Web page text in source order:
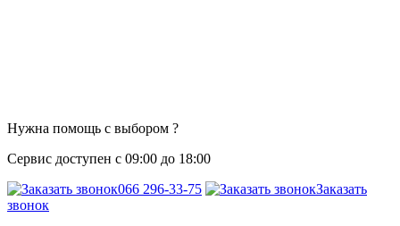
Нужна помощь с выбором ?
Сервис доступен с 09:00 до 18:00
066 296-33-75
Заказать
звонок